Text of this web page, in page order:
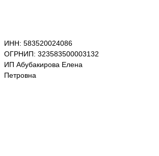
ИНН: 583520024086
ОГРНИП: 323583500003132
ИП Абубакирова Елена
Петровна